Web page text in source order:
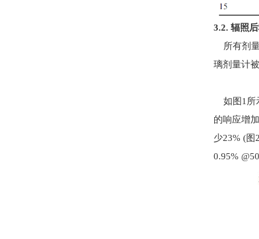
3.2. 辐照
所有剂量
璃剂量计
如图1所
的响应增
少23% (图
0.95%